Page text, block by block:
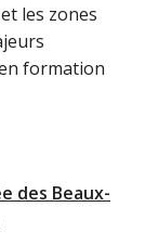
les zones
formation
des Beaux-